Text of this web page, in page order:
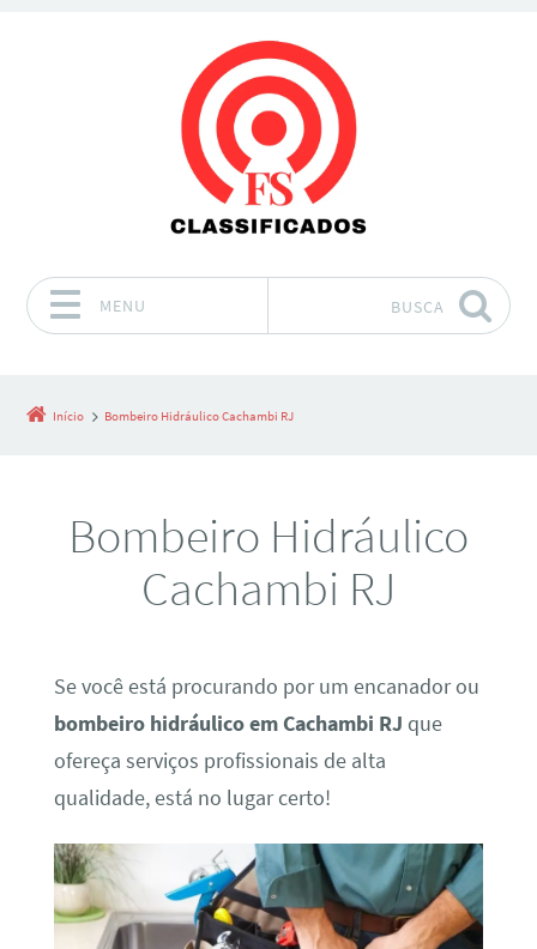
MENU BUSCA
Início Bombeiro Hidráulico Cachambi RJ
Bombeiro Hidráulico
Cachambi RJ
Se você está procurando por um encanador ou
bombeiro hidráulico em Cachambi RJ que
ofereça serviços profissionais de alta
qualidade, está no lugar certo!